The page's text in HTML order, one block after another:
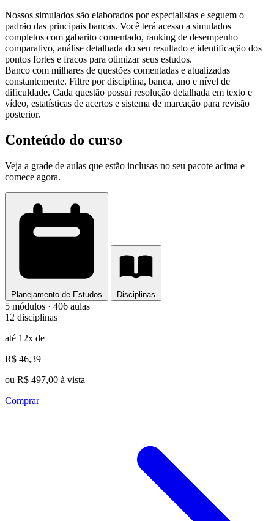
Nossos simulados são elaborados por especialistas e seguem o
padrão das principais bancas. Você terá acesso a simulados
completos com gabarito comentado, ranking de desempenho
comparativo, análise detalhada do seu resultado e identificação dos
pontos fortes e fracos para otimizar seus estudos.
Banco com milhares de questões comentadas e atualizadas
constantemente. Filtre por disciplina, banca, ano e nível de
dificuldade. Cada questão possui resolução detalhada em texto e
vídeo, estatísticas de acertos e sistema de marcação para revisão
posterior.
Conteúdo do curso
Veja a grade de aulas que estão inclusas no seu pacote acima e
comece agora.
Planejamento de Estudos Disciplinas
5 módulos · 406 aulas
12 disciplinas
até 12x de
R$ 46,39
ou R$ 497,00 à vista
Comprar